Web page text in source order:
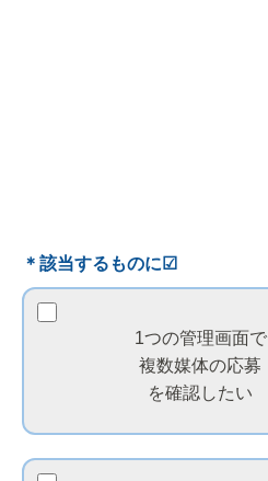
＊該当するものに☑
1つの管理画面で
複数媒体の応募
を確認したい